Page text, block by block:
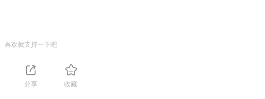
喜欢就支持一下吧
分享 收藏